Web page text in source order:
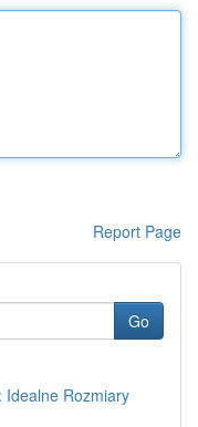
Report Page
Go
Idealne Rozmiary